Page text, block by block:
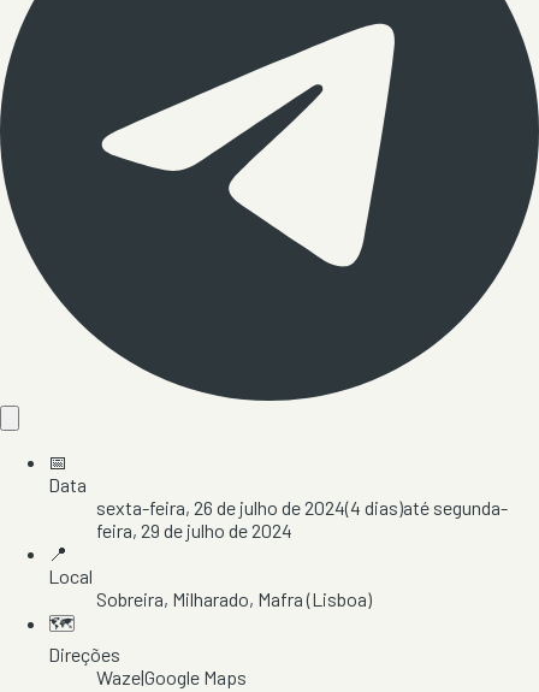
📅
Data
sexta-feira, 26 de julho de 2024(4 dias)até segunda-
feira, 29 de julho de 2024
📍
Local
Sobreira, Milharado, Mafra(Lisboa)
🗺️
Direções
Waze|Google Maps